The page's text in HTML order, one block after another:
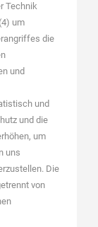
Technik
um
die
und
und
und die
um
uns
Die
von